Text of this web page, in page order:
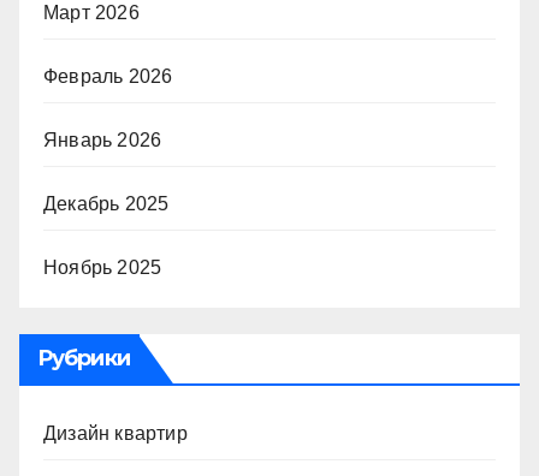
Март 2026
Февраль 2026
Январь 2026
Декабрь 2025
Ноябрь 2025
Рубрики
Дизайн квартир